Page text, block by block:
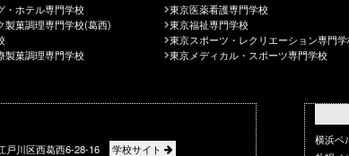
・ホテル専門学校
製菓調理専門学校(葛西)
製菓調理専門学校
東京医薬看護専門学校
東京福祉専門学校
東京スポーツ・レクリエーション専門
東京メディカル・スポーツ専門学校
戸川区西葛西6-28-16 学校サイト
横浜ベ